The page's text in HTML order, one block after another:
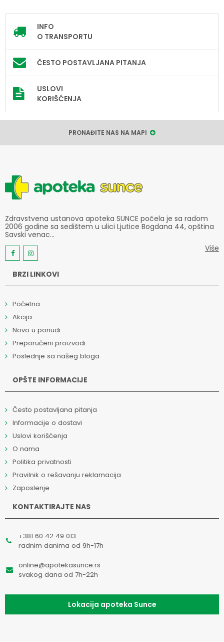
INFO
O TRANSPORTU
ČESTO POSTAVLJANA PITANJA
USLOVI
KORIŠĆENJA
PRONAĐITE NAS NA MAPI
Zdravstvena ustanova apoteka SUNCE počela je sa radom
2006 godine sa sedištem u ulici Ljutice Bogdana 44, opština
Savski venac...
Više
BRZI LINKOVI
Početna
Akcija
Novo u ponudi
Preporučeni proizvodi
Poslednje sa našeg bloga
OPŠTE INFORMACIJE
Često postavljana pitanja
Informacije o dostavi
Uslovi korišćenja
O nama
Politika privatnosti
Pravilnik o rešavanju reklamacija
Zaposlenje
KONTAKTIRAJTE NAS
+381 60 42 49 013
radnim danima od 9h-17h
online@apotekasunce.rs
svakog dana od 7h-22h
Lokacija apoteka Sunce